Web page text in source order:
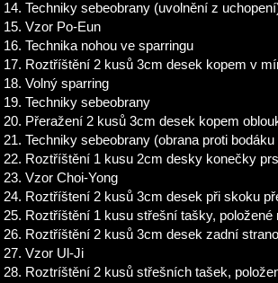
Techniky sebeobrany (uvolnění z
Vzor Po-Eun
Technika nohou ve sparringu
Roztříštění 2 kusů 3cm desek kopem v
Volný sparring
Techniky sebeobrany
Přeražení 2 kusů 3cm desek kopem
Techniky sebeobrany (obrana proti
Roztříštění 1 kusu 2cm desky konečky
Vzor Choi-Yong
Roztříštení 2 kusů 3cm desek při skoku
Roztříštění 1 kusu střešní tašky,
Roztříštění 2 kusů 3cm desek zadní
Vzor Ul-Ji
Roztríštění 2 kusů střešních tašek,